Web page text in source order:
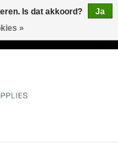
Is dat akkoord?
Ja
»